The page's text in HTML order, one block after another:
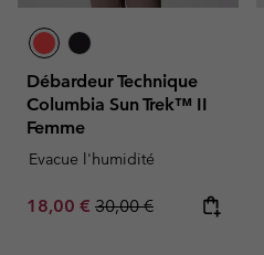
Débardeur Technique
Columbia Sun Trek™ II
Femme
Evacue l'humidité
Sale price:
18,00 € Regular price:
30,00 €